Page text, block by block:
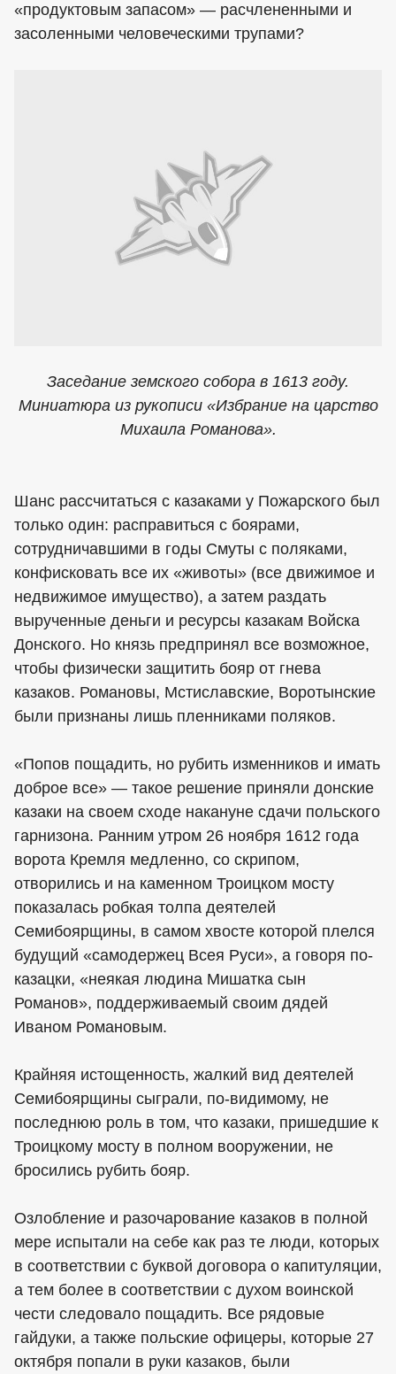
«продуктовым запасом» — расчлененными и
засоленными человеческими трупами?
Заседание земского собора в 1613 году.
Миниатюра из рукописи «Избрание на царство
Михаила Романова».
Шанс рассчитаться с казаками у Пожарского был
только один: расправиться с боярами,
сотрудничавшими в годы Смуты с поляками,
конфисковать все их «животы» (все движимое и
недвижимое имущество), а затем раздать
вырученные деньги и ресурсы казакам Войска
Донского. Но князь предпринял все возможное,
чтобы физически защитить бояр от гнева
казаков. Романовы, Мстиславские, Воротынские
были признаны лишь пленниками поляков.
«Попов пощадить, но рубить изменников и имать
доброе все» — такое решение приняли донские
казаки на своем сходе накануне сдачи польского
гарнизона. Ранним утром 26 ноября 1612 года
ворота Кремля медленно, со скрипом,
отворились и на каменном Троицком мосту
показалась робкая толпа деятелей
Семибоярщины, в самом хвосте которой плелся
будущий «самодержец Всея Руси», а говоря по-
казацки, «неякая людина Мишатка сын
Романов», поддерживаемый своим дядей
Иваном Романовым.
Крайняя истощенность, жалкий вид деятелей
Семибоярщины сыграли, по-видимому, не
последнюю роль в том, что казаки, пришедшие к
Троицкому мосту в полном вооружении, не
бросились рубить бояр.
Озлобление и разочарование казаков в полной
мере испытали на себе как раз те люди, которых
в соответствии с буквой договора о капитуляции,
а тем более в соответствии с духом воинской
чести следовало пощадить. Все рядовые
гайдуки, а также польские офицеры, которые 27
октября попали в руки казаков, были